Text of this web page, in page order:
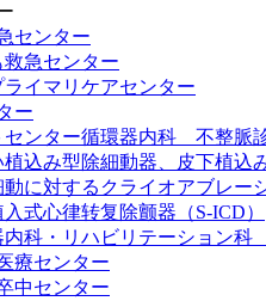
センター
救急センター
ライマリケアセンター
ー
センター循環器内科 不整脈
植込み型除細動器、皮下植込
に対するクライオアブレー
入式心律转复除颤器（S-ICD）
内科・リハビリテーション
療センター
中センター